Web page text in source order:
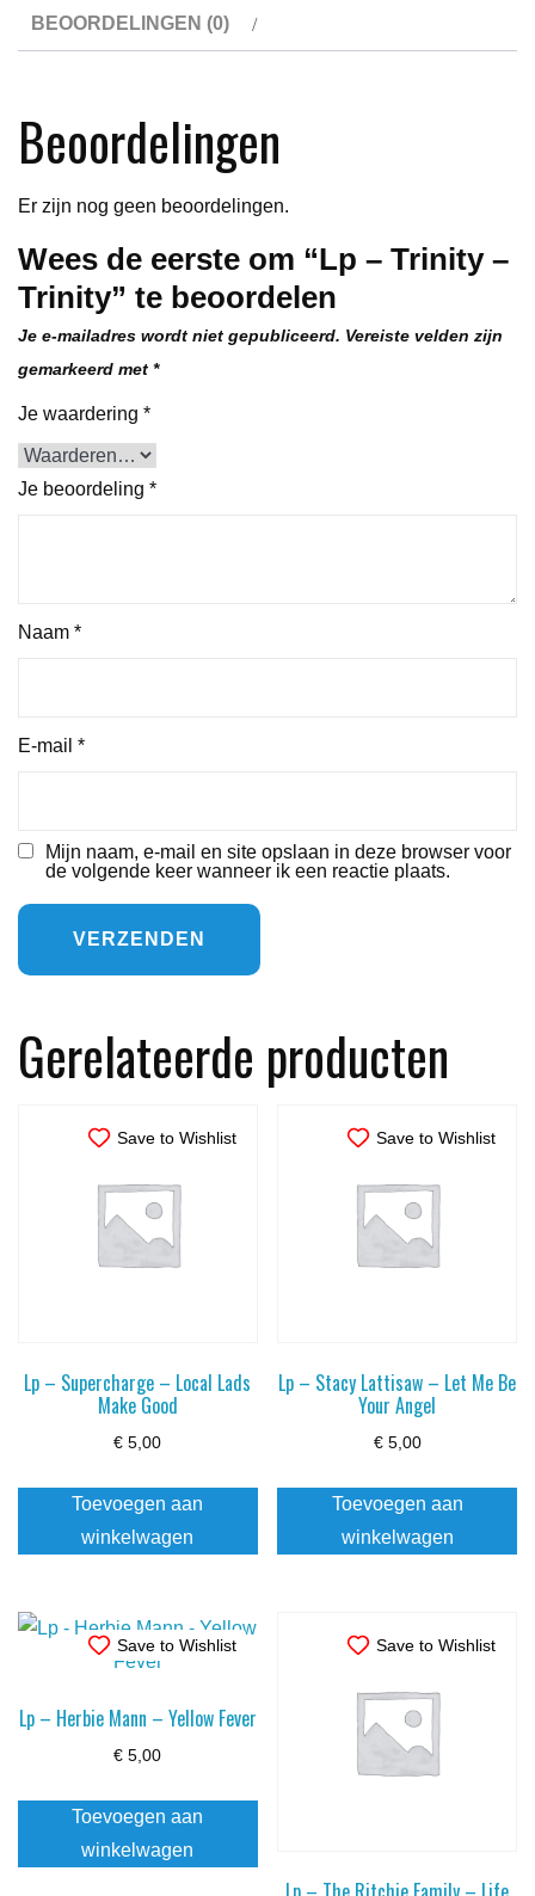
aantal
BEOORDELINGEN (0)
Beoordelingen
Er zijn nog geen beoordelingen.
Wees de eerste om “Lp – Trinity –
Trinity” te beoordelen
Je e-mailadres wordt niet gepubliceerd. Vereiste velden zijn
gemarkeerd met *
Je waardering *
Je beoordeling *
Naam *
E-mail *
Mijn naam, e-mail en site opslaan in deze browser voor
de volgende keer wanneer ik een reactie plaats.
Gerelateerde producten
Save to Wishlist
Lp – Supercharge – Local Lads
Make Good
€ 5,00
Toevoegen aan
winkelwagen
Save to Wishlist
Lp – Stacy Lattisaw – Let Me Be
Your Angel
€5,00
Toevoegen aan
winkelwagen
Save to Wishlist
Lp – Herbie Mann – Yellow Fever
€ 5,00
Toevoegen aan
winkelwagen
Save to Wishlist